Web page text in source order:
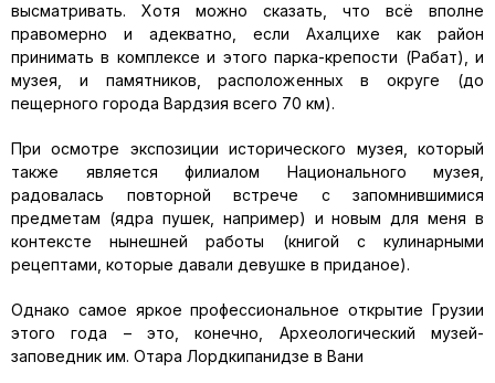
высматривать. Хотя можно сказать, что всё вполне
правомерно и адекватно, если Ахалцихе как район
принимать в комплексе и этого парка-крепости (Рабат), и
музея, и памятников, расположенных в округе (до
пещерного города Вардзия всего 70 км).
При осмотре экспозиции исторического музея, который
также является филиалом Национального музея,
радовалась повторной встрече с запомнившимися
предметам (ядра пушек, например) и новым для меня в
контексте нынешней работы (книгой с кулинарными
рецептами, которые давали девушке в приданое).
Однако самое яркое профессиональное открытие Грузии
этого года – это, конечно, Археологический музей-
заповедник им. Отара Лордкипанидзе в Вани